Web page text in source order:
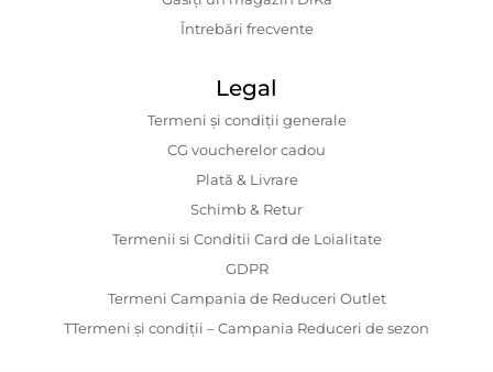
Întrebări frecvente
Legal
Termeni și condiții generale
CG voucherelor cadou
Plată & Livrare
Schimb & Retur
Termenii si Conditii Card de Loialitate
GDPR
Termeni Campania de Reduceri Outlet
TTermeni și condiții – Campania Reduceri de sezon